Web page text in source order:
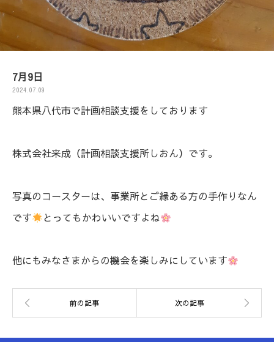
7月9日
2024.07.09
熊本県八代市で計画相談支援をしております
株式会社来成（計画相談支援所しおん）です。
写真のコースターは、事業所とご縁ある方の手作りなん
です
とってもかわいいですよね
他にもみなさまからの機会を楽しみにしています